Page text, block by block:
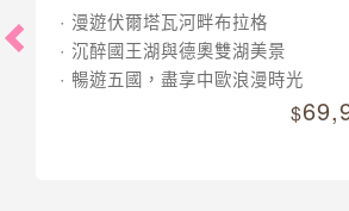
漫遊伏爾塔瓦河畔布拉格
沉醉國王湖與德奧雙湖美景
暢遊五國，盡享中歐浪漫時光